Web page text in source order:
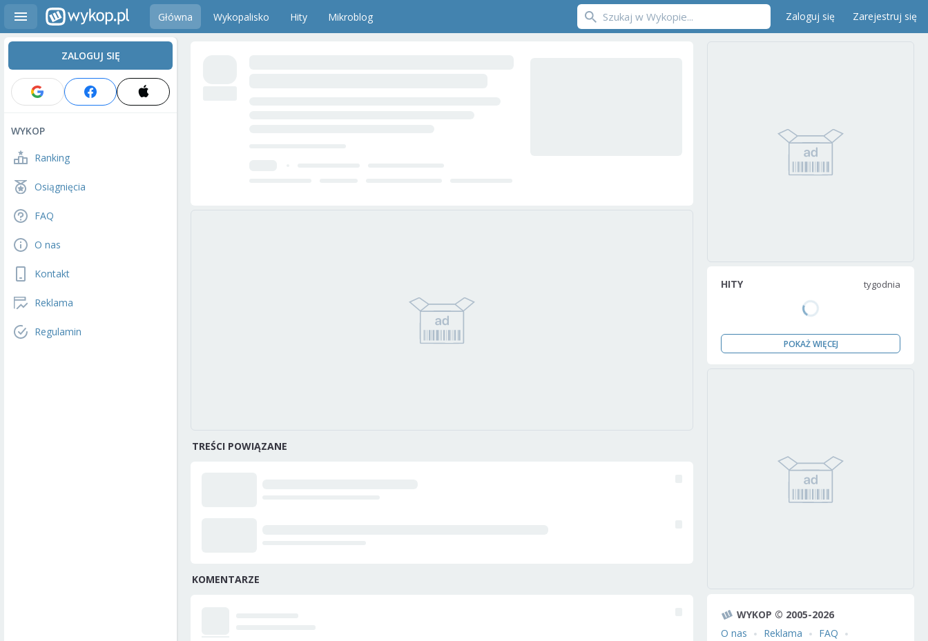
Główna Wykopalisko Hity Mikroblog Zaloguj się Zarejestruj się
ZALOGUJ SIĘ
WYKOP
Ranking
Osiągnięcia
FAQ
O nas
Kontakt
Reklama
Regulamin
TREŚCI POWIĄZANE
KOMENTARZE
HITY tygodnia
POKAŻ WIĘCEJ
WYKOP © 2005-2026
O nas
Reklama
FAQ